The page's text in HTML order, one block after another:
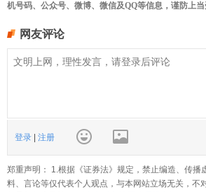
机号码、公众号、微博、微信及QQ等信息，谨防上当
网友评论
登录 注册
郑重声明： 1.根据《证券法》规定，禁止编造、传
料、言论等仅代表个人观点，与本网站立场无关，